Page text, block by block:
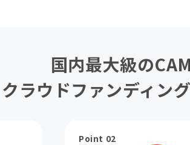
国内最大級の
クラウドファンディン
Point 02